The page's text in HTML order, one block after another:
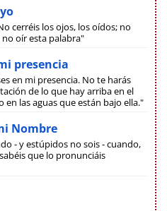
cerréis los ojos, los oídos; no
oír esta palabra"
presencia
en mi presencia. No te harás
de lo que hay arriba en el
en las aguas que están bajo ella."
Nombre
- y estúpidos no sois - cuando,
que lo pronunciáis